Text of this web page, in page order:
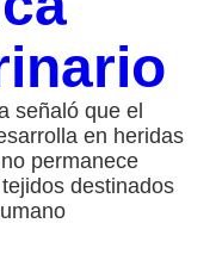
señaló que el
en heridas
permanece
destinados